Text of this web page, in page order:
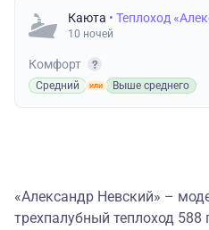
Каюта • Теплоход
10 ночей
Комфорт
Средний Выше среднего
«Александр Невский» –
трехпалубный теплоход